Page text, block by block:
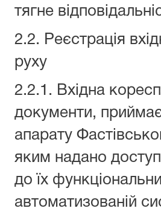
тягне
2.2. Реєстрація
руху
2.2.1. Вхідна
документи,
апарату
яким надано
до їх
автоматизованій